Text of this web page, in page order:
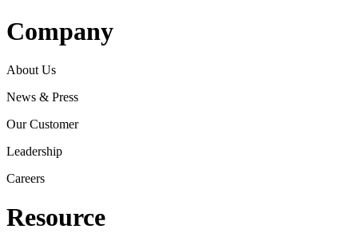
Company
About Us
News & Press
Our Customer
Leadership
Careers
Resource